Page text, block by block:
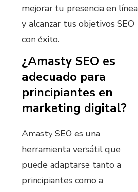
mejorar tu presencia en línea
y alcanzar tus objetivos SEO
con éxito.
¿Amasty SEO es
adecuado para
principiantes en
marketing digital?
Amasty SEO es una
herramienta versátil que
puede adaptarse tanto a
principiantes como a